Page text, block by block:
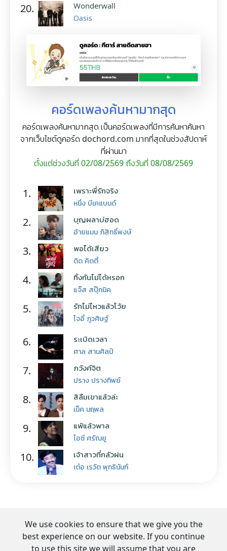
20. Wonderwall
Oasis
คอร์ดเพลงค้นหามากสุด
คอร์ดเพลงค้นหามากสุด เป็นคอร์ดเพลงที่มีการค้นหาค้นหา
จากเว็บไซต์ดูคอร์ด dochord.com มากที่สุดในช่วงสัปดาห์
ที่ผ่านมา
ตั้งแต่ช่วงวันที่ 02/08/2569 ถึงวันที่ 08/08/2569
1. เพราะพี่รักจริง
หนึ่ง บีเคแบนด์
2. บุญผลาบ่ฮอด
อ้ายแมน ภิสิทธิ์พงษ์
3. พอได้เสียว
ดิด คิตตี้
4. ทิ้งกันไม่ได้หรอก
แจ๊ส สปุ๊กนิค
5. รักไม่ไหวแล้วโว้ย
โจอี้ ภูวศิษฐ์
6. ระเบิดเวลา
ศาล สานศิลป์
7. ภวังค์จิต
ปราง ปรางทิพย์
8. สิลืมเขาแล้วล่ะ
เน็ค นฤพล
9. แพ้แล้วพาล
ไอซ์ ศรัณยู
10. เจ้าสาวที่กลัวฝน
เต๋อ เรวัต พุทธินันท์
We use cookies to ensure that we give you the
best experience on our website. If you continue
to use this site we will assume that you are